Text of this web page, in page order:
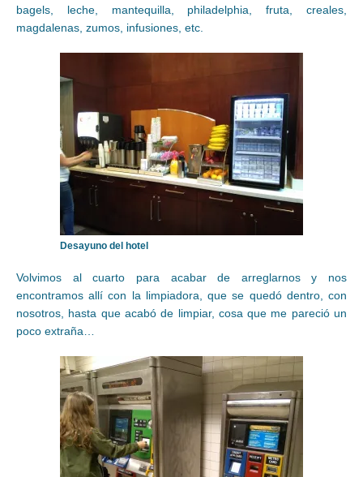
bagels, leche, mantequilla, philadelphia, fruta, creales,
magdalenas, zumos, infusiones, etc.
Desayuno del hotel
Volvimos al cuarto para acabar de arreglarnos y nos
encontramos allí con la limpiadora, que se quedó dentro, con
nosotros, hasta que acabó de limpiar, cosa que me pareció un
poco extraña…